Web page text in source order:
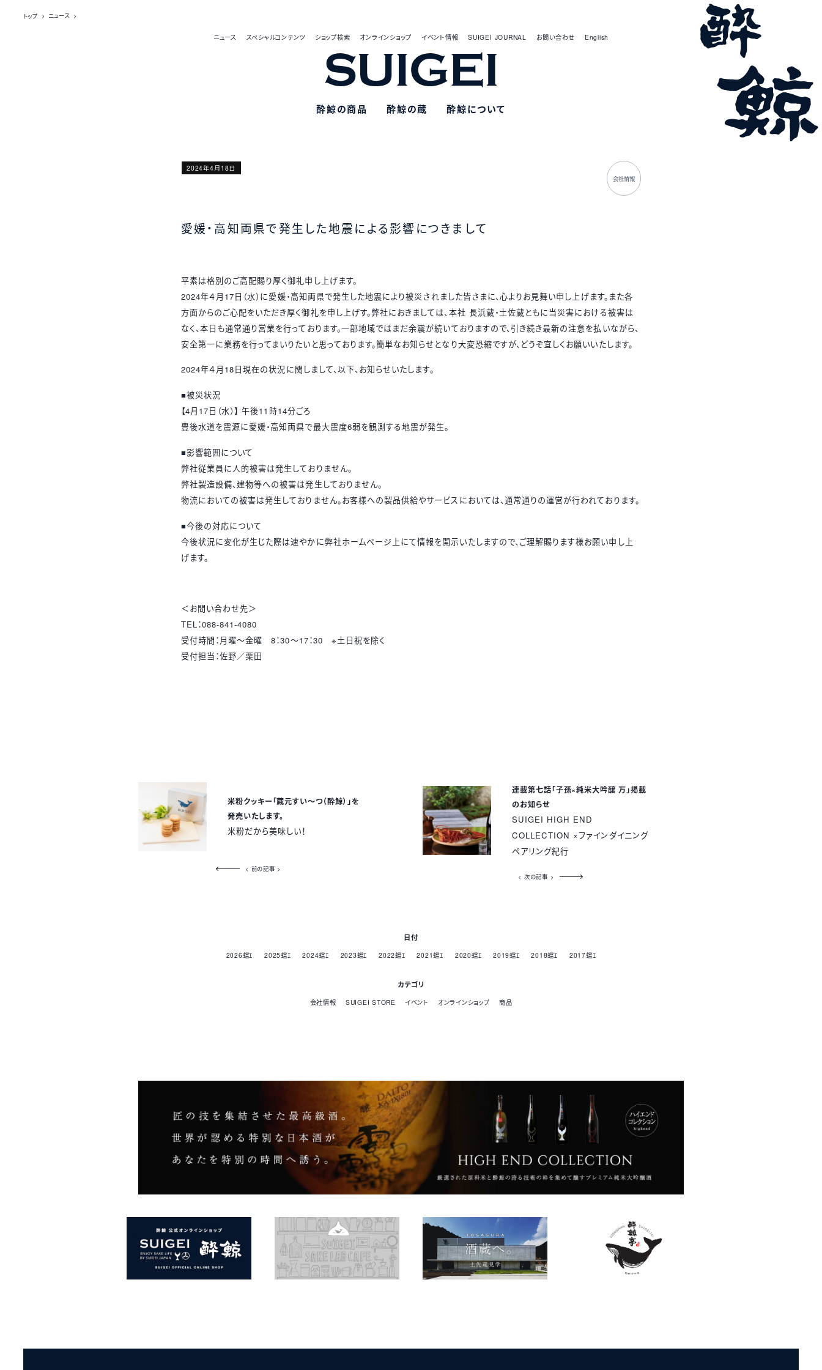
酔鯨の商品 酔鯨の蔵 酔鯨について
ニュース スペシャルコンテンツ ショップ検索 オンラインショップ イベント情報 SUIGEI JOURNAL お問い合わせ English
トップ ニュース
会社情報
2024年4月18日
愛媛・高知両県で発生した地震による影響につきまして
平素は格別のご高配賜り厚く御礼申し上げます。
2024年４月 17日（水）に愛媛・高知両県で発生した地震により被災されました皆さまに、心よりお見舞い申し上げます。また各
方面からのご心配をいただき厚く御礼を申し上げす。弊社におきましては、本社 長浜蔵・土佐蔵ともに当災害における被害は
なく、本日も通常通り営業を行っております。一部地域ではまだ余震が続いておりますので、引き続き最新の注意を払いながら、
安全第一に業務を行ってまいりたいと思っております。簡単なお知らせとなり大変恐縮ですが、どうぞ宜しくお願いいたします。
2024年４月 18日現在の状況に関しまして、以下、お知らせいたします。
■被災状況
【4月 17日（水）】 午後11 時14分ごろ
豊後水道を震源に愛媛・高知両県で最大震度6弱を観測する地震が発生。
■影響範囲について
弊社従業員に人的被害は発生しておりません。
弊社製造設備、建物等への被害は発生しておりません。
物流においての被害は発生しておりません。お客様への製品供給やサービスにおいては、通常通りの運営が行われております。
■今後の対応について
今後状況に変化が生じた際は速やかに弊社ホームページ上にて情報を開示いたしますので、ご理解賜ります様お願い申し上
げます。
＜お問い合わせ先＞
TEL：088-841-4080
受付時間：月曜～金曜8：30～17：30 ※土日祝を除く
受付担当：佐野／栗田
< 前の記事 >
米粉クッキー「蔵元すい～つ（酔鯨）」を
発売いたします。
米粉だから美味しい！
< 次の記事 >
連載第七話「子孫×純米大吟醸 万」掲載
のお知らせ
SUIGEI HIGH END
COLLECTION ×ファインダイニング
ペアリング紀行
日付
2026蟷ｴ 2025蟷ｴ 2024蟷ｴ 2023蟷ｴ 2022蟷ｴ 2021蟷ｴ 2020蟷ｴ 2019蟷ｴ 2018蟷ｴ 2017蟷ｴ
カテゴリ
会社情報 SUIGEI STORE イベント オンラインショップ 商品